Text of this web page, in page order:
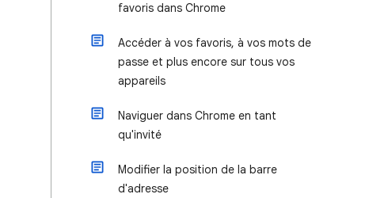
favoris dans Chrome
Accéder à vos favoris, à vos mots de
passe et plus encore sur tous vos
appareils
Naviguer dans Chrome en tant
qu'invité
Modifier la position de la barre
d'adresse